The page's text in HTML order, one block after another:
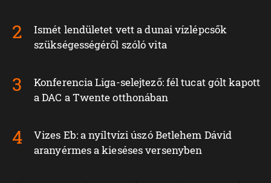
Ismét lendületet vett a dunai vízlépcsők
szükségességéről szóló vita
Konferencia Liga-selejtező: fél tucat gólt kapott
a DAC a Twente otthonában
Vizes Eb: a nyíltvízi úszó Betlehem Dávid
aranyérmes a kieséses versenyben